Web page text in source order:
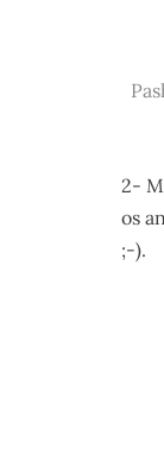
2-
os
;-).